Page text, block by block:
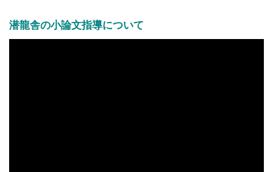
潜龍舎の小論文指導について